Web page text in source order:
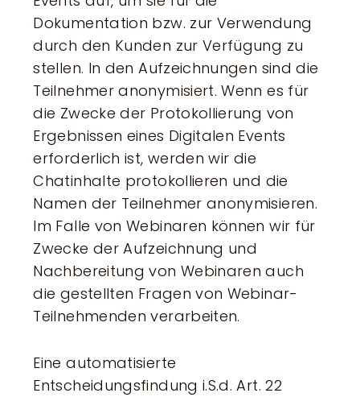
Dokumentation bzw. zur Verwendung
durch den Kunden zur Verfügung zu
stellen. In den Aufzeichnungen sind die
Teilnehmer anonymisiert. Wenn es für
die Zwecke der Protokollierung von
Ergebnissen eines Digitalen Events
erforderlich ist, werden wir die
Chatinhalte protokollieren und die
Namen der Teilnehmer anonymisieren.
Im Falle von Webinaren können wir für
Zwecke der Aufzeichnung und
Nachbereitung von Webinaren auch
die gestellten Fragen von Webinar-
Teilnehmenden verarbeiten.
Eine automatisierte
Entscheidungsfindung i.S.d. Art. 22